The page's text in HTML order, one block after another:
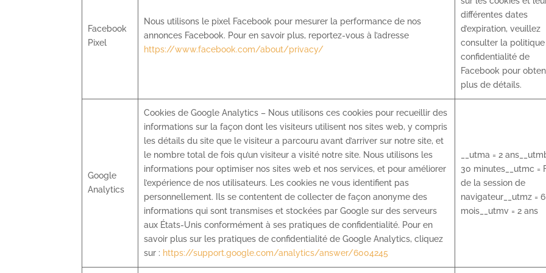
Facebook
Pixel
Nous utilisons le pixel Facebook pour mesurer la performance de nos
annonces Facebook. Pour en savoir plus, reportez-vous à l’adresse
https://www.facebook.com/about/privacy/
différentes dates
d’expiration, veuillez
consulter la
confidentialité de
Facebook pour
plus de détails.
Google
Analytics
Cookies de Google Analytics – Nous utilisons ces cookies pour recueillir des
informations sur la façon dont les visiteurs utilisent nos sites web, y compris
les détails du site que le visiteur a parcouru avant d’arriver sur notre site, et
le nombre total de fois qu’un visiteur a visité notre site. Nous utilisons les
informations pour optimiser nos sites web et nos services, et pour améliorer
l’expérience de nos utilisateurs. Les cookies ne vous identifient pas
personnellement. Ils se contentent de collecter de façon anonyme des
informations qui sont transmises et stockées par Google sur des serveurs
aux États-Unis conformément à ses pratiques de confidentialité. Pour en
savoir plus sur les pratiques de confidentialité de Google Analytics, cliquez
sur : https://support.google.com/analytics/answer/6004245
__utma = 2
30 minutes__utmc =
de la session de
navigateur__utmz = 6
mois__utmv = 2 ans